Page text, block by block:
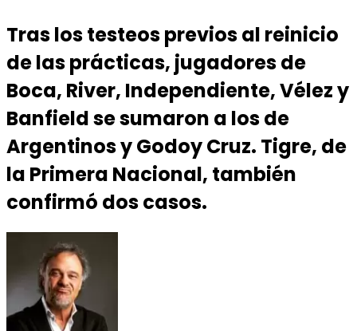
Tras los testeos previos al reinicio
de las prácticas, jugadores de
Boca, River, Independiente, Vélez y
Banfield se sumaron a los de
Argentinos y Godoy Cruz. Tigre, de
la Primera Nacional, también
confirmó dos casos.